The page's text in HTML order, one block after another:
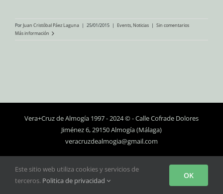
PorJuan Cristóbal Páez Laguna | 25/01/2015 | Events, Noticias | Sin comentarios
Más información
Vera+Cruz de Almogía 1997 - 2024 © - Calle Cofrade Dolores
Jiménez 6, 29150 Almogía (Málaga)
veracruzdealmogia@gmail.com
Este sitio web utiliza cookies y servicios de
terceros. Politica de privacidad
OK